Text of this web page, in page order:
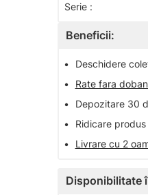
Serie :
Beneficii:
•
Deschidere
•
Rate fara
•
Depozitare 30
•
Ridicare
•
Livrare cu 2
Disponibilitate